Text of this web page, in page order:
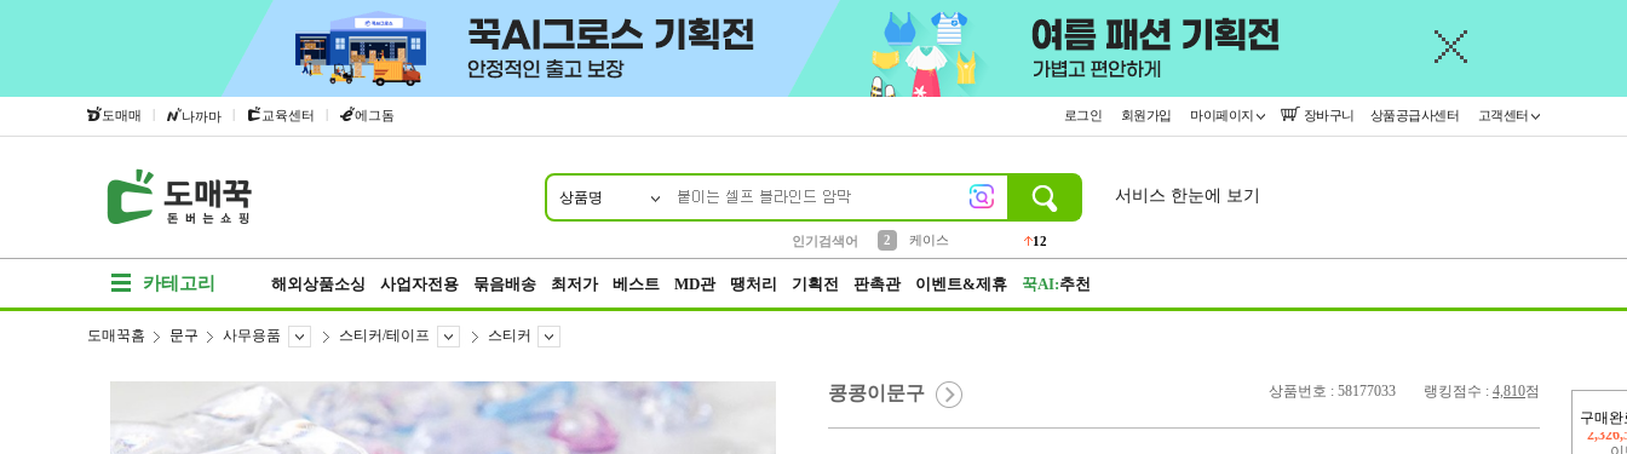
도매매 | 나까마 | 교육센터 | 에그돔 로그인 회원가입 마이페이지 장바구니 상품공급사센터 고객센터
상품명
인기검색어
2
케이스
12
서비스 한눈에 보기
카테고리 해외상품소싱 사업자전용 묶음배송 최저가 베스트 MD관 땡처리 기획전 판촉관 이벤트&제휴 꾹AI:추천
구매완
도매꾹홈 문구 사무용품 스티커/테이프 스티커
상품번호 : 58177033 랭킹점수 : 4,810점
콩콩이문구